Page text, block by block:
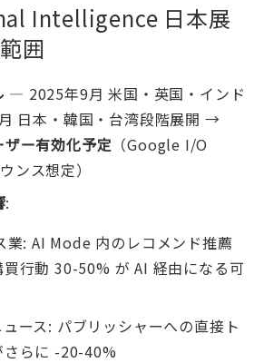
Intelligence 日本展
囲
— 2025年9月 米国・英国・インド
日本・韓国・台湾段階展開 →
ー有効化予定 （Google I/O
ンス想定）
:
業: AI Mode 内のレコメンド推薦
行動 30-50% が AI 経由になる可
ース: パブリッシャーへの直接ト
さらに -20-40%